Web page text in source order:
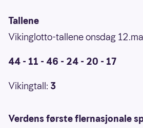
Tallene
Vikinglotto-tallene onsdag
44 - 11 - 46 - 24 - 20 - 17
Vikingtall: 3
Verdens første flernasjonale